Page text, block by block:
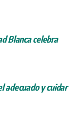
Blanca celebra
adecuado y cuidar